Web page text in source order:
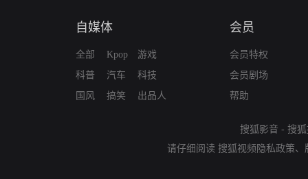
自媒体
全部
科普
国风
Kpop
汽车
搞笑
游戏
科技
出品人
会员
会员特权
会员剧场
帮助
搜狐影音 - 搜
请仔细阅读 搜狐视频隐私政策、